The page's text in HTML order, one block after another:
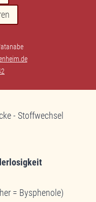
= Bysphenole)